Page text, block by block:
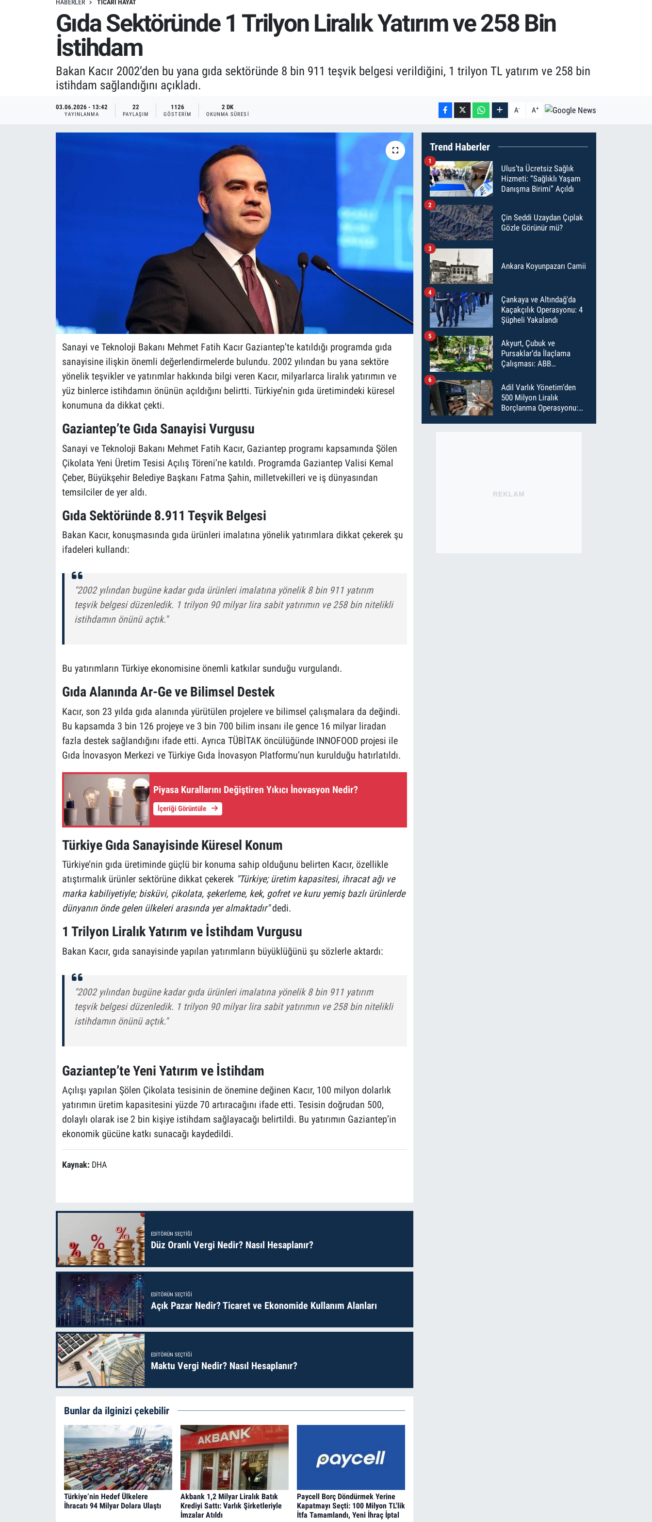
HABERLER TICARI HAYAT
Gıda Sektöründe 1 Trilyon Liralık Yatırım ve 258 Bin
İstihdam
Bakan Kacır 2002’den bu yana gıda sektöründe 8 bin 911 teşvik belgesi verildiğini, 1 trilyon TL yatırım ve 258 bin
istihdam sağlandığını açıkladı.
03.06.2026 - 13:42
YAYINLANMA
22
PAYLAŞIM
1126
GÖSTERIM
2 DK
OKUNMA SÜRESI A- A+
Sanayi ve Teknoloji Bakanı Mehmet Fatih Kacır Gaziantep’te katıldığı programda gıda
sanayisine ilişkin önemli değerlendirmelerde bulundu. 2002 yılından bu yana sektöre
yönelik teşvikler ve yatırımlar hakkında bilgi veren Kacır, milyarlarca liralık yatırımın ve
yüz binlerce istihdamın önünün açıldığını belirtti. Türkiye’nin gıda üretimindeki küresel
konumuna da dikkat çekti.
Gaziantep’te Gıda Sanayisi Vurgusu
Sanayi ve Teknoloji Bakanı Mehmet Fatih Kacır, Gaziantep programı kapsamında Şölen
Çikolata Yeni Üretim Tesisi Açılış Töreni’ne katıldı. Programda Gaziantep Valisi Kemal
Çeber, Büyükşehir Belediye Başkanı Fatma Şahin, milletvekilleri ve iş dünyasından
temsilciler de yer aldı.
Gıda Sektöründe 8.911 Teşvik Belgesi
Bakan Kacır, konuşmasında gıda ürünleri imalatına yönelik yatırımlara dikkat çekerek şu
ifadeleri kullandı:
"2002 yılından bugüne kadar gıda ürünleri imalatına yönelik 8 bin 911 yatırım
teşvik belgesi düzenledik. 1 trilyon 90 milyar lira sabit yatırımın ve 258 bin nitelikli
istihdamın önünü açtık."
Bu yatırımların Türkiye ekonomisine önemli katkılar sunduğu vurgulandı.
Gıda Alanında Ar-Ge ve Bilimsel Destek
Kacır, son 23 yılda gıda alanında yürütülen projelere ve bilimsel çalışmalara da değindi.
Bu kapsamda 3 bin 126 projeye ve 3 bin 700 bilim insanı ile gence 16 milyar liradan
fazla destek sağlandığını ifade etti. Ayrıca TÜBİTAK öncülüğünde INNOFOOD projesi ile
Gıda İnovasyon Merkezi ve Türkiye Gıda İnovasyon Platformu’nun kurulduğu hatırlatıldı.
Piyasa Kurallarını Değiştiren Yıkıcı İnovasyon Nedir?
İçeriği Görüntüle
Türkiye Gıda Sanayisinde Küresel Konum
Türkiye’nin gıda üretiminde güçlü bir konuma sahip olduğunu belirten Kacır, özellikle
atıştırmalık ürünler sektörüne dikkat çekerek "Türkiye; üretim kapasitesi, ihracat ağı ve
marka kabiliyetiyle; bisküvi, çikolata, şekerleme, kek, gofret ve kuru yemiş bazlı ürünlerde
dünyanın önde gelen ülkeleri arasında yer almaktadır"dedi.
1 Trilyon Liralık Yatırım ve İstihdam Vurgusu
Bakan Kacır, gıda sanayisinde yapılan yatırımların büyüklüğünü şu sözlerle aktardı:
"2002 yılından bugüne kadar gıda ürünleri imalatına yönelik 8 bin 911 yatırım
teşvik belgesi düzenledik. 1 trilyon 90 milyar lira sabit yatırımın ve 258 bin nitelikli
istihdamın önünü açtık."
Gaziantep’te Yeni Yatırım ve İstihdam
Açılışı yapılan Şölen Çikolata tesisinin de önemine değinen Kacır, 100 milyon dolarlık
yatırımın üretim kapasitesini yüzde 70 artıracağını ifade etti. Tesisin doğrudan 500,
dolaylı olarak ise 2 bin kişiye istihdam sağlayacağı belirtildi. Bu yatırımın Gaziantep’in
ekonomik gücüne katkı sunacağı kaydedildi.
Kaynak: DHA
EDITÖRÜN SEÇTIĞI
Düz Oranlı Vergi Nedir? Nasıl Hesaplanır?
EDITÖRÜN SEÇTIĞI
Açık Pazar Nedir? Ticaret ve Ekonomide Kullanım Alanları
EDITÖRÜN SEÇTIĞI
Maktu Vergi Nedir? Nasıl Hesaplanır?
Bunlar da ilginizi çekebilir
Türkiye’nin Hedef Ülkelere
İhracatı 94 Milyar Dolara Ulaştı
Akbank 1,2 Milyar Liralık Batık
Krediyi Sattı: Varlık Şirketleriyle
İmzalar Atıldı
Paycell Borç Döndürmek Yerine
Kapatmayı Seçti: 100 Milyon TL'lik
İtfa Tamamlandı, Yeni İhraç İptal
Trend Haberler
Ulus’ta Ücretsiz Sağlık
Hizmeti: “Sağlıklı Yaşam
Danışma Birimi” Açıldı
1
Çin Seddi Uzaydan Çıplak
Gözle Görünür mü?
2
Ankara Koyunpazarı Camii
3
Çankaya ve Altındağ'da
Kaçakçılık Operasyonu: 4
Şüpheli Yakalandı
4
Akyurt, Çubuk ve
Pursaklar’da İlaçlama
Çalışması: ABB
İlaçladı
5
Adil Varlık Yönetim’den
500 Milyon Liralık
Borçlanma Operasyonu:
6
REKLAM